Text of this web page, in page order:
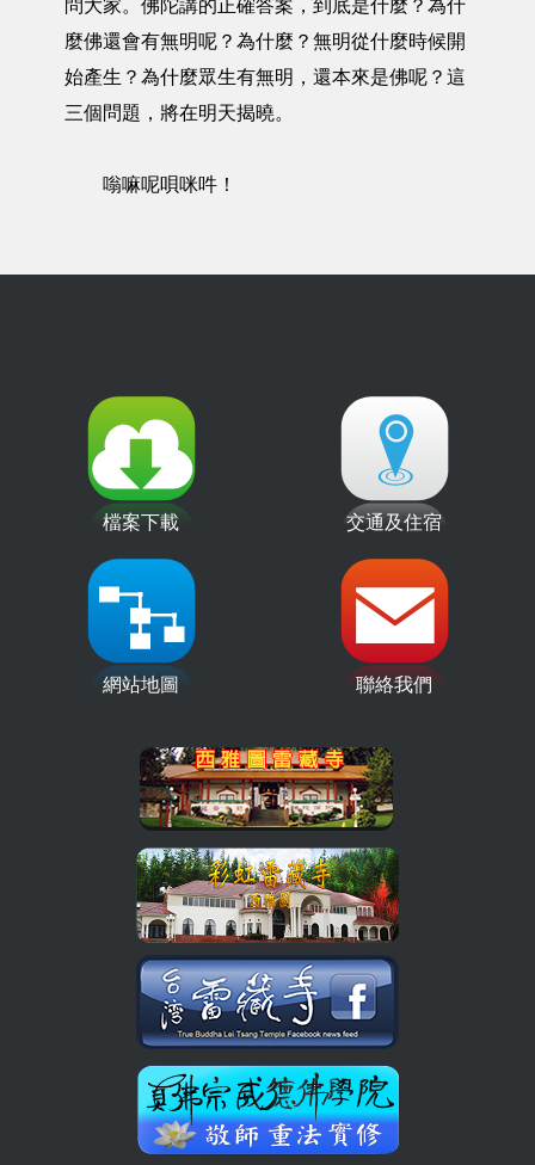
問大家。佛陀講的正確答案，到底是什麼？為什
麼佛還會有無明呢？為什麼？無明從什麼時候開
始產生？為什麼眾生有無明，還本來是佛呢？這
三個問題，將在明天揭曉。
嗡嘛呢唄咪吽！
檔案下載 交通及住宿
網站地圖 聯絡我們